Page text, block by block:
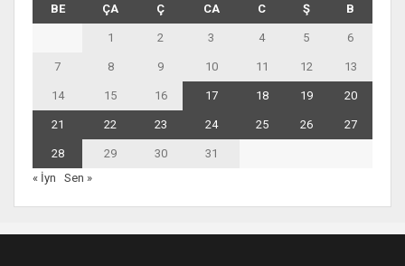
BE ÇA Ç CA C Ş B
1 2 3 4 5 6
7 8 9 10 11 12 13
14 15 16 17 18 19 20
21 22 23 24 25 26 27
28 29 30
31
« İyn
Sen »